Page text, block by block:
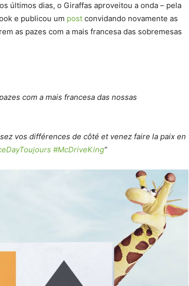
últimos dias, o Giraffas aproveitou a onda – pela
e publicou um post convidando novamente as
as pazes com a mais francesa das sobremesas
com a mais francesa das nossas
vos différences de côté et venez faire la paix en
#McDriveKing”